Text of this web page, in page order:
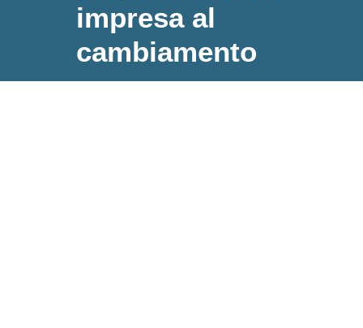
impresa al
cambiamento